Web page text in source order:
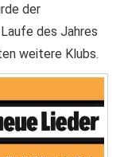
der
des Jahres
weitere Klubs.